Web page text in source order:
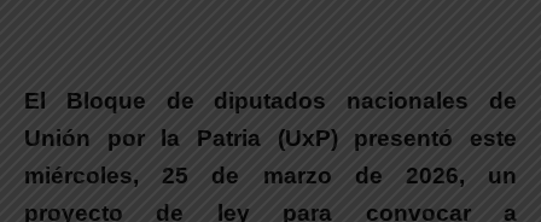
El Bloque de diputados nacionales de
Unión por la Patria (UxP) presentó este
miércoles, 25 de marzo de 2026, un
proyecto de ley para convocar a